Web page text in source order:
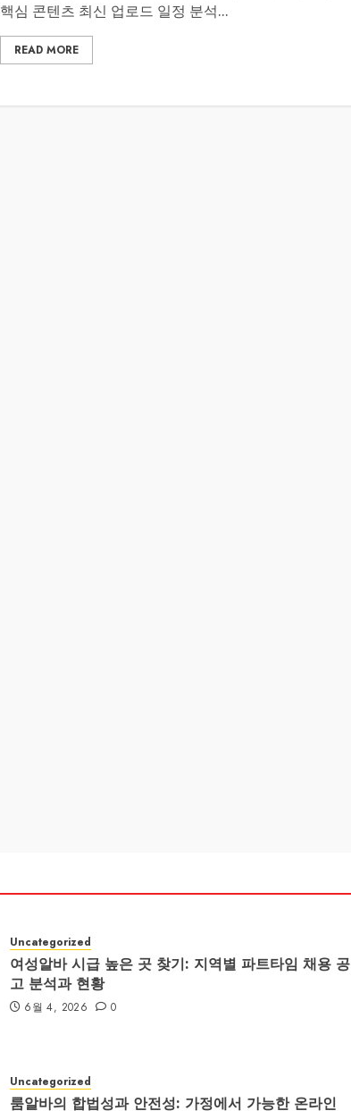
핵심 콘텐츠 최신 업로드 일정 분석...
READ MORE
Uncategorized
여성알바 시급 높은 곳 찾기: 지역별 파트타임 채용 공
고 분석과 현황
6월 4, 2026 0
Uncategorized
룸알바의 합법성과 안전성: 가정에서 가능한 온라인